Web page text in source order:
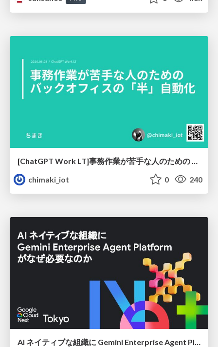
chimaki_iot
0 240
AI ネイティブな組織に Gemini Enterprise Agent Platform がなぜ必要なのか